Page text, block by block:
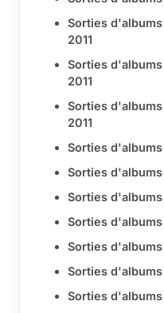
Sorties
2011
Sorties
2011
Sorties
2011
Sorties d'albums
Sorties d'albums
Sorties d'albums
Sorties d'albums
Sorties d'albums
Sorties d'albums
Sorties d'albums